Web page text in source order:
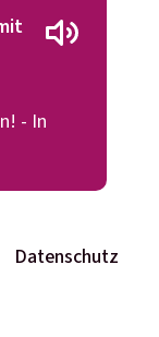
- In
Datenschutz